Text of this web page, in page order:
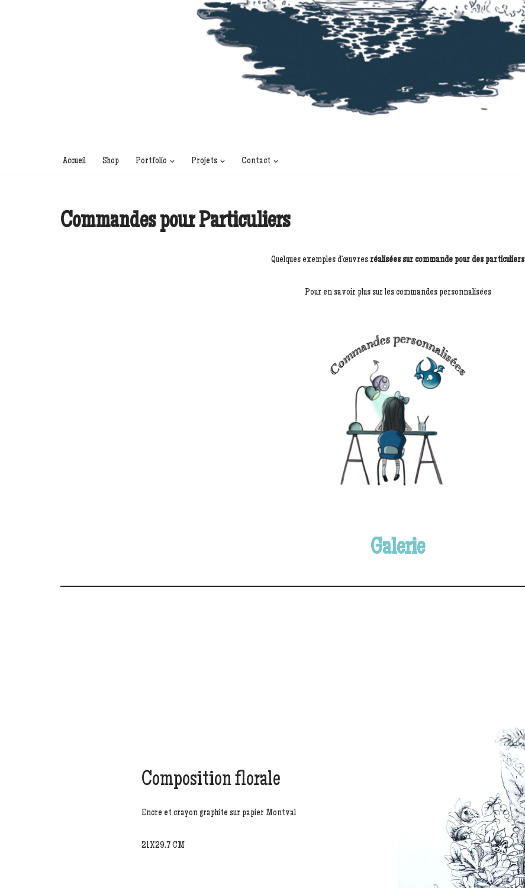
Accueil Shop Portfolio Projets Contact
Commandes pour Particuliers
Quelques exemples d’œuvresréalisées sur commande pour des particuliers
Pour en savoir plus sur les commandes personnalisées
Galerie
Composition florale
Encre et crayon graphite sur papier Montval
21X29.7 CM